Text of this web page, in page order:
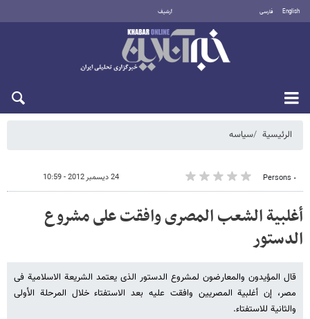
English فارسی أرشيف
الرئيسية سیاسه
٠ Persons 24 ديسمبر 2012 - 10:59
أغلبیة الشعب المصری وافقت على مشروع
الدستور
قال المؤیدون والمعارضون لمشروع الدستور الذی یعتمد الشریعة الاسلامیة فی
مصر، إن أغلبیة المصریین وافقت علیه بعد الاستفتاء خلال المرحلة الأولى
والثانیة للاستفتاء.